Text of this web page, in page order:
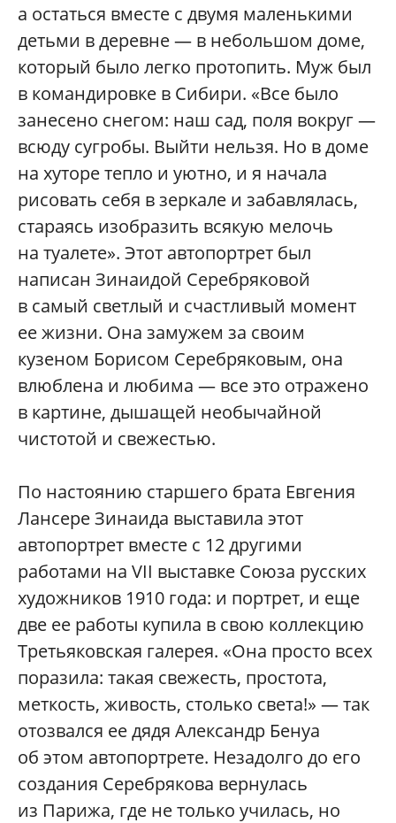
а остаться вместе с двумя маленькими
детьми в деревне — в небольшом доме,
который было легко протопить. Муж был
в командировке в Сибири. «Все было
занесено снегом: наш сад, поля вокруг —
всюду сугробы. Выйти нельзя. Но в доме
на хуторе тепло и уютно, и я начала
рисовать себя в зеркале и забавлялась,
стараясь изобразить всякую мелочь
на туалете». Этот автопортрет был
написан Зинаидой Серебряковой
в самый светлый и счастливый момент
ее жизни. Она замужем за своим
кузеном Борисом Серебряковым, она
влюблена и любима — все это отражено
в картине, дышащей необычайной
чистотой и свежестью.
По настоянию старшего брата Евгения
Лансере Зинаида выставила этот
автопортрет вместе с 12 другими
работами на VII выставке Союза русских
художников 1910 года: и портрет, и еще
две ее работы купила в свою коллекцию
Третьяковская галерея. «Она просто всех
поразила: такая свежесть, простота,
меткость, живость, столько света!» — так
отозвался ее дядя Александр Бенуа
об этом автопортрете. Незадолго до его
создания Серебрякова вернулась
из Парижа, где не только училась, но